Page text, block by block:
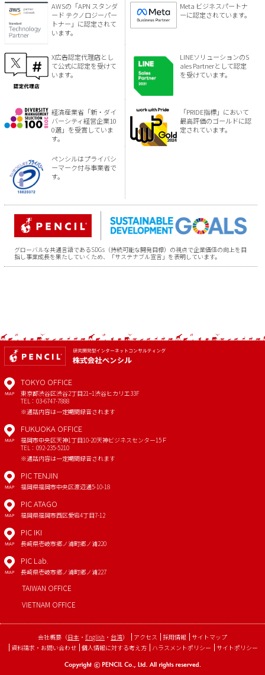
AWSの「APN スタンダ
ード テクノロジーパー
トナー」に認定されて
います。
Meta ビジネスパートナ
ーに認定されています。
X広告認定代理店とし
て公式に認定を受けて
います。
LINEソリューションのS
ales Partnerとして認定
を受けています。
経済産業省「新・ダイ
バーシティ経営企業10
0選」を受賞していま
す。
「PRIDE指標」において
最高評価のゴールドに認
定されています。
ペンシルはプライバシ
ーマーク付与事業者で
す。
グローバルな共通言語であるSDGs（持続可能な開発目標）の視点で企業価値の向上を目
指し事業成長を果たしていくため、「サステナブル宣言」を表明しています。
MAP
TOKYO OFFICE
東京都渋谷区渋谷2丁目21−1渋谷ヒカリエ33F
TEL：03-6747-7888
※通話内容は一定期間録音されます
MAP
FUKUOKA OFFICE
福岡市中央区天神1丁目10-20天神ビジネスセンター15Ｆ
TEL：092-235-5210
※通話内容は一定期間録音されます
MAP
PIC TENJIN
福岡県福岡市中央区渡辺通5-10-18
MAP
PIC ATAGO
福岡県福岡市西区愛宕4丁目7-12
MAP
PIC IKI
長崎県壱岐市郷ノ浦町郷ノ浦220
MAP
PIC Lab.
長崎県壱岐市郷ノ浦町郷ノ浦227
TAIWAN OFFICE
VIETNAM OFFICE
会社概要 （日本 ・ English ・ 台湾） アクセス 採用情報 サイトマップ
資料請求・お問い合わせ 個人情報に対する考え方 ハラスメントポリシー サイトポリシー